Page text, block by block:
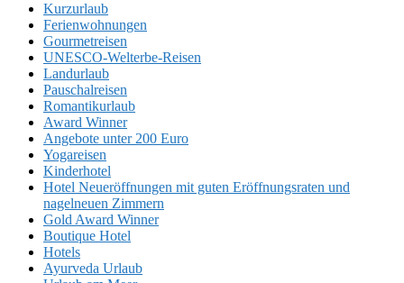
Kurzurlaub
Ferienwohnungen
Gourmetreisen
UNESCO-Welterbe-Reisen
Landurlaub
Pauschalreisen
Romantikurlaub
Award Winner
Angebote unter 200 Euro
Yogareisen
Kinderhotel
Hotel Neueröffnungen mit guten Eröffnungsraten und
nagelneuen Zimmern
Gold Award Winner
Boutique Hotel
Hotels
Ayurveda Urlaub